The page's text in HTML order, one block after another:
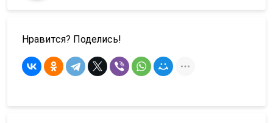
Нравится? Поделись!